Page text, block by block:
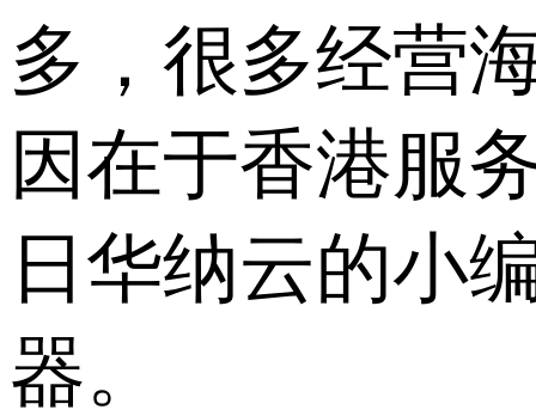
多，很多经营
因在于香港服
日华纳云的小
器。